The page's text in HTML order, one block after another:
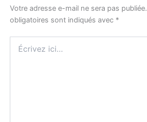
Votre adresse e-mail ne sera pas publiée.
obligatoires sont indiqués avec *
ici…